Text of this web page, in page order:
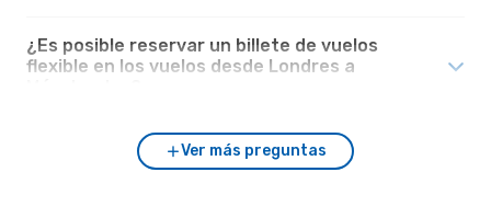
¿Es posible reservar un billete de vuelos
flexible en los vuelos desde Londres a
Ver más preguntas